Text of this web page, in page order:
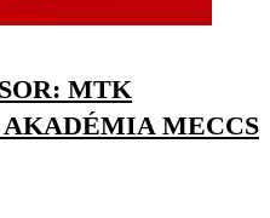
MTK
AKADÉMIA MECCS